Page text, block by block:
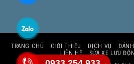
TRANG CHỦ GIỚI THIỆU DỊCH VỤ
LIÊN HỆ
SỬA XE LƯU